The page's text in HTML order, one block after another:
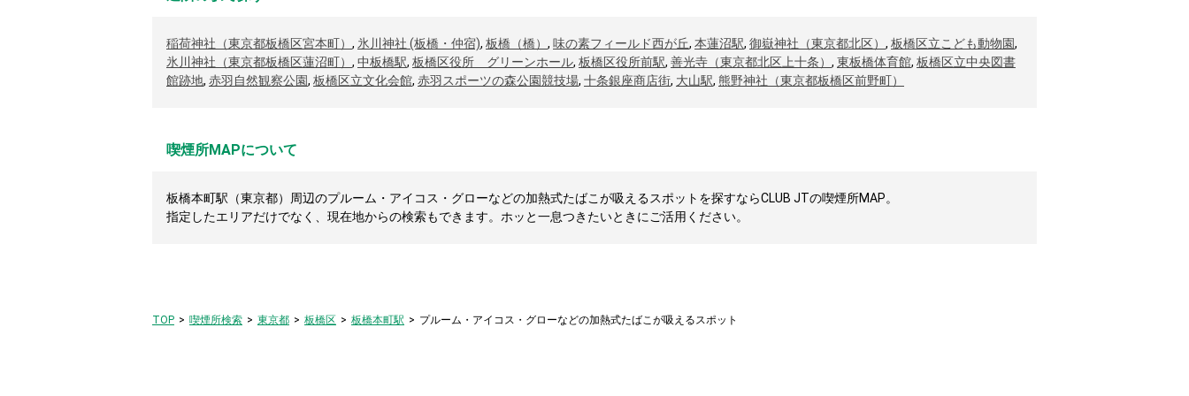
稲荷神社（東京都板橋区宮本町） , 氷川神社 (板橋・仲宿), 板橋（橋） , 味の素フィールド西が丘, 本蓮沼駅, 御嶽神社（東京都北区） , 板橋区立こども動物園,
氷川神社（東京都板橋区蓮沼町） , 中板橋駅, 板橋区役所 グリーンホール, 板橋区役所前駅, 善光寺（東京都北区上十条） , 東板橋体育館, 板橋区立中央図書
館跡地, 赤羽自然観察公園, 板橋区立文化会館, 赤羽スポーツの森公園競技場, 十条銀座商店街, 大山駅, 熊野神社（東京都板橋区前野町）
喫煙所MAPについて
板橋本町駅（東京都）周辺のプルーム・アイコス・グローなどの加熱式たばこが吸えるスポットを探すならCLUB JTの喫煙所MAP。
指定したエリアだけでなく、現在地からの検索もできます。ホッと一息つきたいときにご活用ください。
TOP 喫煙所検索 東京都 板橋区 板橋本町駅 プルーム・アイコス・グローなどの加熱式たばこが吸えるスポット